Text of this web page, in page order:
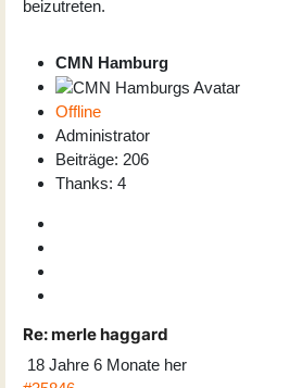
beizutreten.
CMN Hamburg
Offline
Administrator
Beiträge: 206
Thanks: 4
Re: merle haggard
18 Jahre 6 Monate her